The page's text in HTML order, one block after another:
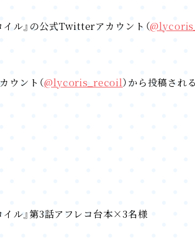
イル』の公式Twitterアカウント（
ウント（@lycoris_recoil）から投稿され
イル』第3話アフレコ台本×3名様